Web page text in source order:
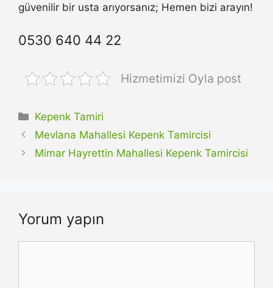
güvenilir bir usta arıyorsanız; Hemen bizi arayın!
0530 640 44 22
Hizmetimizi Oyla post
Kategoriler
Kepenk Tamiri
Mevlana Mahallesi Kepenk Tamircisi
Mimar Hayrettin Mahallesi Kepenk Tamircisi
Yorum yapın